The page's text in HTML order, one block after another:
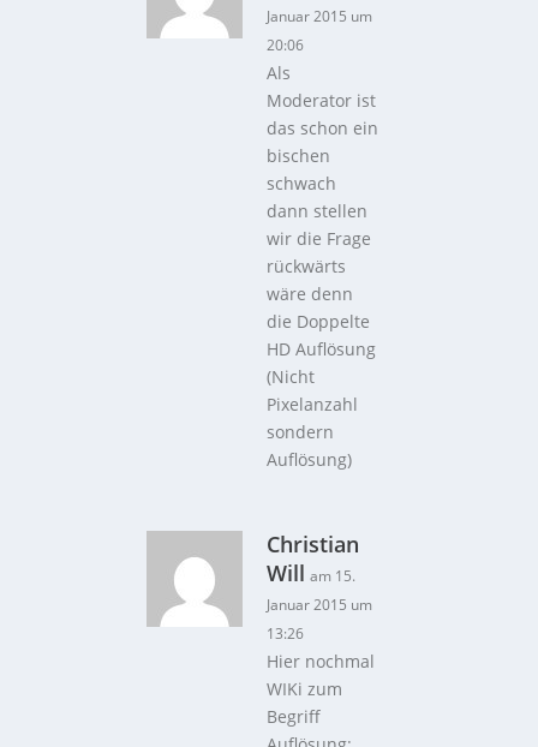
Januar 2015 um
20:06
Als
Moderator ist
das schon ein
bischen
schwach
dann stellen
wir die Frage
rückwärts
wäre denn
die Doppelte
HD Auflösung
(Nicht
Pixelanzahl
sondern
Auflösung)
Christian
Will am 15.
Januar 2015 um
13:26
Hier nochmal
WIKi zum
Begriff